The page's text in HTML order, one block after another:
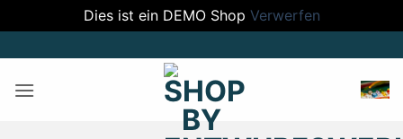
Dies ist ein DEMO Shop Verwerfen
Inhalt
springen